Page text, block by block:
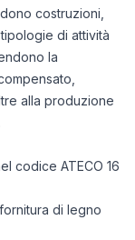
costruzioni,
di attività
la
alla produzione
codice ATECO 16
di legno